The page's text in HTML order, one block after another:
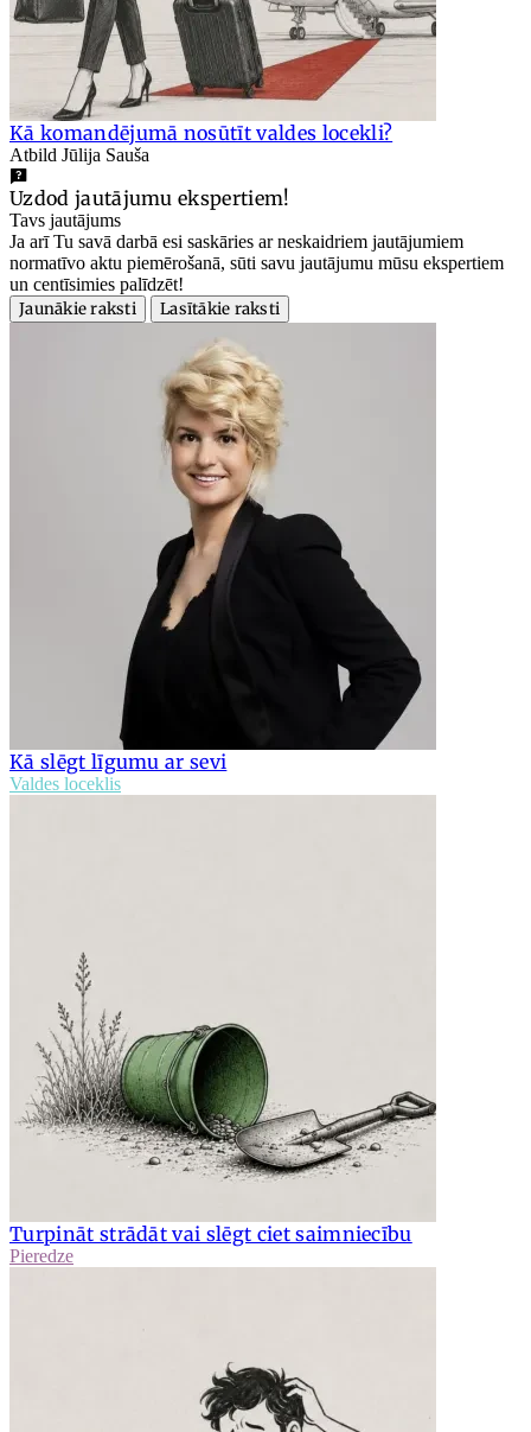
Kā komandējumā nosūtīt valdes locekli?
Atbild Jūlija Sauša
Uzdod jautājumu ekspertiem!
Tavs jautājums
Ja arī Tu savā darbā esi saskāries ar neskaidriem jautājumiem
normatīvo aktu piemērošanā, sūti savu jautājumu mūsu ekspertiem
un centīsimies palīdzēt!
Jaunākie raksti
Lasītākie raksti
Kā slēgt līgumu ar sevi
Valdes loceklis
Turpināt strādāt vai slēgt ciet saimniecību
Pieredze